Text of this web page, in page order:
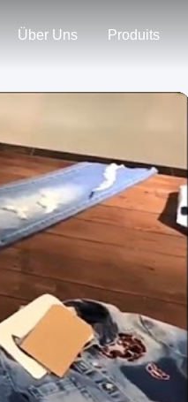
Über Uns Produits